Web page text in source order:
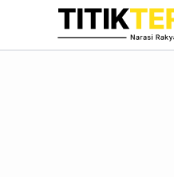
Lewati ke konten